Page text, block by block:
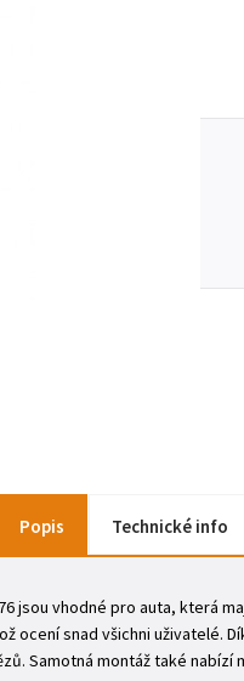
Popis Technické info
jsou vhodné pro auta, která
ocení snad všichni uživatelé.
Samotná montáž také